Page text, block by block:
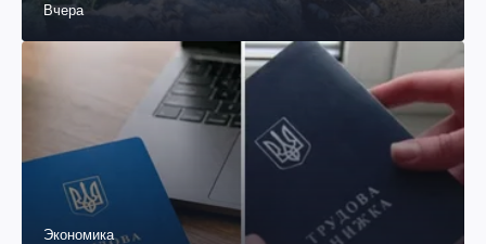
Вчера
Экономика